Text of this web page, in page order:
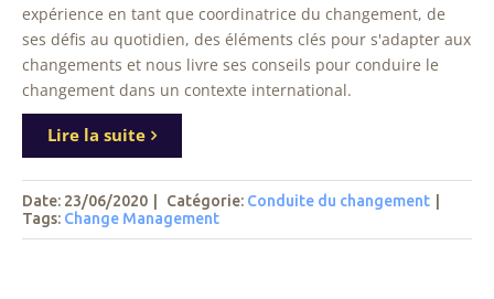
expérience en tant que coordinatrice du changement, de
ses défis au quotidien, des éléments clés pour s'adapter aux
changements et nous livre ses conseils pour conduire le
changement dans un contexte international.
Lire la suite
Date: 23/06/2020 Catégorie: Conduite du changement
Tags: Change Management